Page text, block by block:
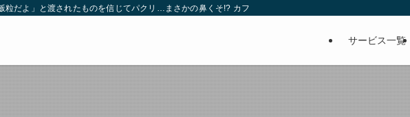
粒だよ」と渡されたものを信じてパクリ…まさかの鼻くそ!? カフェでは、心温まる濃厚な話とクスッと
サービス一覧